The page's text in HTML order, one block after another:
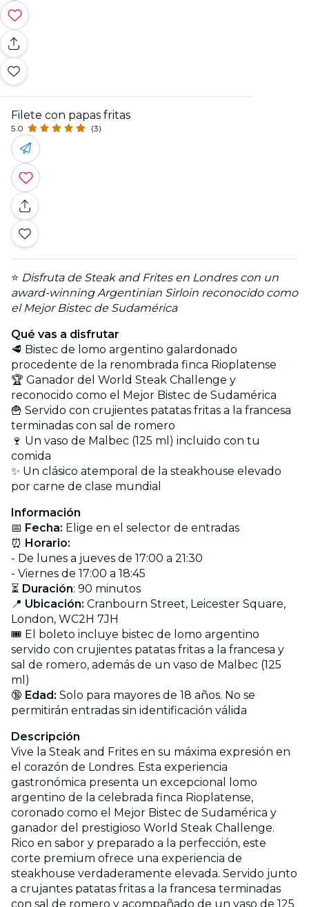
Filete con papas fritas
5.0 (3)
⭐ Disfruta de Steak and Frites en Londres con un
award-winning Argentinian Sirloin reconocido como
el Mejor Bistec de Sudamérica
Qué vas a disfrutar
🥩 Bistec de lomo argentino galardonado
procedente de la renombrada finca Rioplatense
🏆 Ganador del World Steak Challenge y
reconocido como el Mejor Bistec de Sudamérica
🍟 Servido con crujientes patatas fritas a la francesa
terminadas con sal de romero
🍷 Un vaso de Malbec (125 ml) incluido con tu
comida
✨ Un clásico atemporal de la steakhouse elevado
por carne de clase mundial
Información
📅 Fecha: Elige en el selector de entradas
⏰ Horario:
- De lunes a jueves de 17:00 a 21:30
- Viernes de 17:00 a 18:45
⏳ Duración: 90 minutos
📍 Ubicación: Cranbourn Street, Leicester Square,
London, WC2H 7JH
🎟️ El boleto incluye bistec de lomo argentino
servido con crujientes patatas fritas a la francesa y
sal de romero, además de un vaso de Malbec (125
ml)
🔞 Edad: Solo para mayores de 18 años. No se
permitirán entradas sin identificación válida
Descripción
Vive la Steak and Frites en su máxima expresión en
el corazón de Londres. Esta experiencia
gastronómica presenta un excepcional lomo
argentino de la celebrada finca Rioplatense,
coronado como el Mejor Bistec de Sudamérica y
ganador del prestigioso World Steak Challenge.
Rico en sabor y preparado a la perfección, este
corte premium ofrece una experiencia de
steakhouse verdaderamente elevada. Servido junto
a crujantes patatas fritas a la francesa terminadas
con sal de romero y acompañado de un vaso de 125